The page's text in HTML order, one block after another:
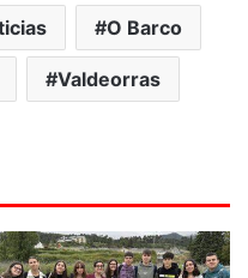
O Barco
Valdeorras